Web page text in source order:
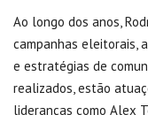
Ao longo dos anos,
campanhas eleitorais,
e estratégias de
realizados, estão
lideranças como Alex